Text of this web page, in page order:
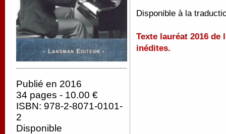
Publié en 2016
34 pages - 10.00 €
ISBN: 978-2-8071-0101-
2
Disponible
Disponible à la
Texte lauréat 2016
inédites.